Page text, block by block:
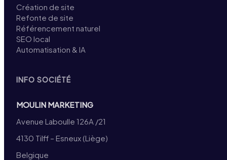
Création de site
Refonte de site
Référencement naturel
SEO local
Automatisation & IA
INFO SOCIÉTÉ
MOULIN MARKETING
Avenue Laboulle 126A /21
4130 Tilff – Esneux (Liège)
Belgique